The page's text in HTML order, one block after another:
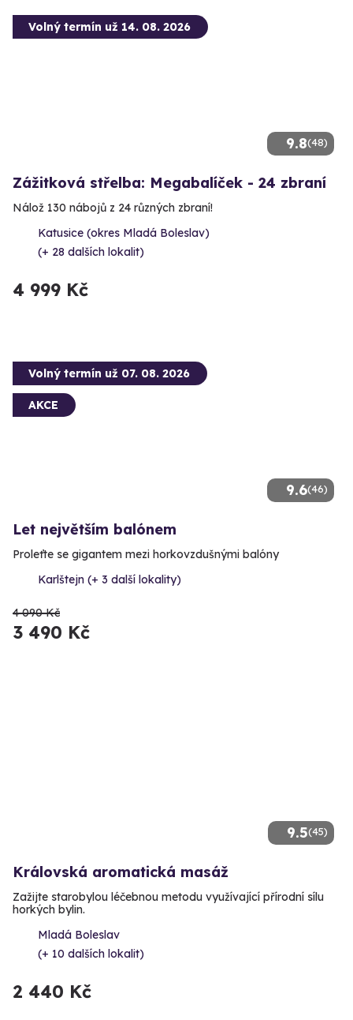
9.8(48)
Volný termín už 14. 08. 2026
Zážitková střelba: Megabalíček - 24 zbraní
Nálož 130 nábojů z 24 různých zbraní!
Katusice (okres Mladá Boleslav)
(+ 28 dalších lokalit)
4 999 Kč
9.6(46)
Volný termín už 07. 08. 2026
AKCE
Let největším balónem
Proleťte se gigantem mezi horkovzdušnými balóny
Karlštejn (+ 3 další lokality)
4 090 Kč
3 490 Kč
9.5(45)
Královská aromatická masáž
Zažijte starobylou léčebnou metodu využívající přírodní sílu
horkých bylin.
Mladá Boleslav
(+ 10 dalších lokalit)
2 440 Kč